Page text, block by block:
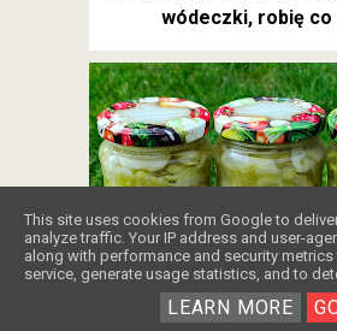
wódeczki, robię co
Mizeria na zimę w
This site uses cookies from Google to
analyze traffic. Your IP address and user-
along with performance and security
service, generate usage statistics, and to
LEARN MORE